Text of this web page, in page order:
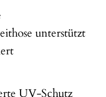
unterstützt
UV-Schutz